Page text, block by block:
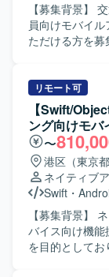
【募集背景】
員向けモバイ
ただける方を募集しており
開発方針の整
応などを実施
技術的なリード
程まで一貫して
報登録、交通状
想定しております。 【求める人物像】 モバイル
において主体
円滑にコミュニ
題整理を推進
技術面からリ
取り組んでいただけ
リモート可
【Swift/
ング向けモ
〜
港区（東京都
ネイティブ
Swift ・
【募集背景】
バイス向け機
を目的としております。 【作業内容】